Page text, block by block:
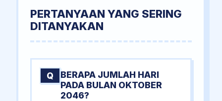
PERTANYAAN YANG SERING
DITANYAKAN
Q
BERAPA JUMLAH HARI
PADA BULAN OKTOBER
2046?